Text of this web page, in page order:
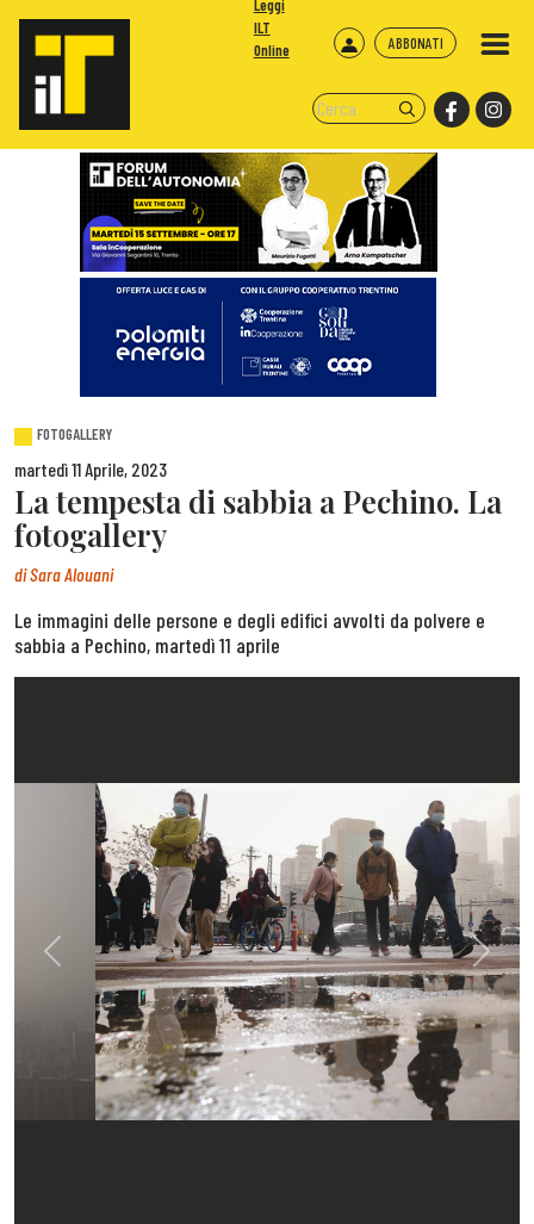
ABBONATI
Leggi
ILT
Online
FOTOGALLERY
martedì 11 Aprile, 2023
La tempesta di sabbia a Pechino. La
fotogallery
diSara Alouani
Le immagini delle persone e degli edifici avvolti da polvere e
sabbia a Pechino, martedì 11 aprile
Previous Next